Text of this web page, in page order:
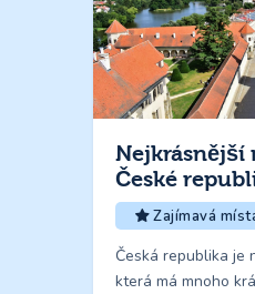
Nejkrásnější
České
Zajímavá
Česká republika je
která má mnoho